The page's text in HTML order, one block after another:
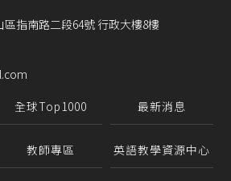
區指南路二段64號 行政大樓8樓
全球Top1000 最新消息
教師專區 英語教學資源中心